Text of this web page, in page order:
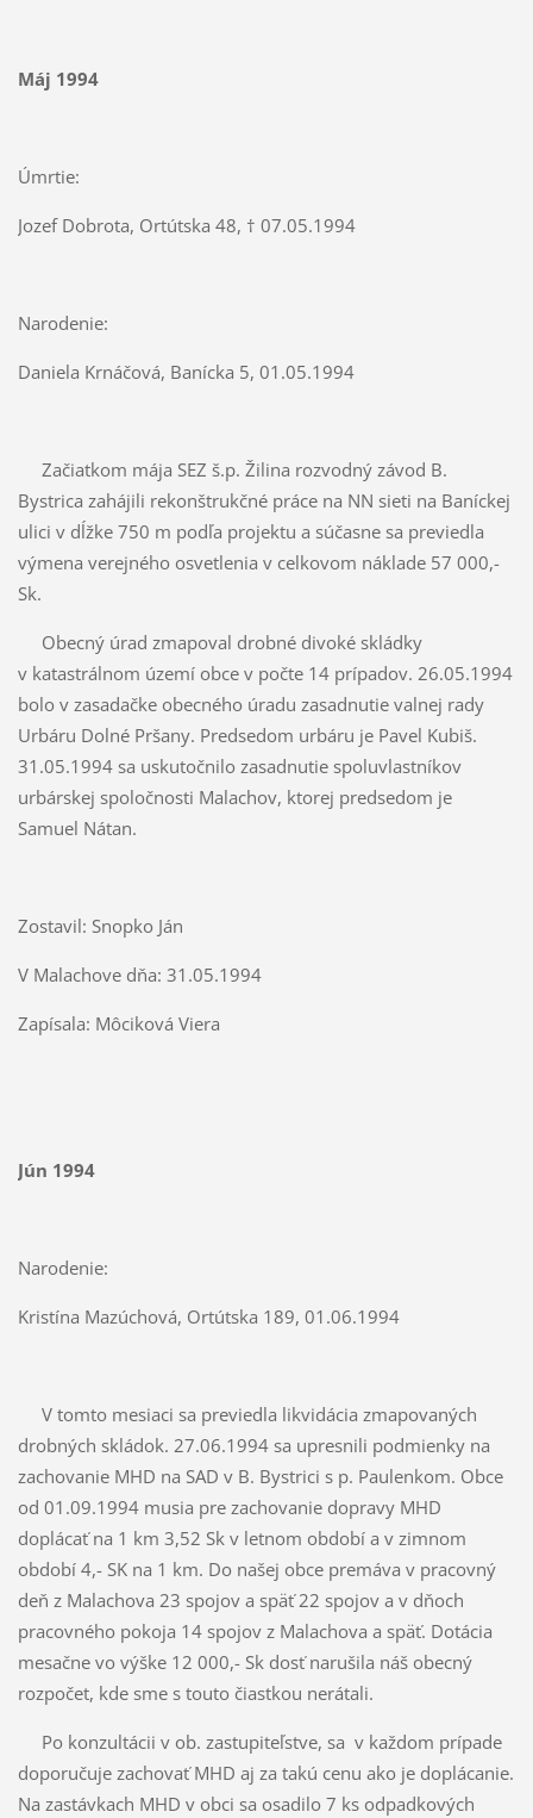
Máj 1994
Úmrtie:
Jozef Dobrota, Ortútska 48, † 07.05.1994
Narodenie:
Daniela Krnáčová, Banícka 5, 01.05.1994
Začiatkom mája SEZ š.p. Žilina rozvodný závod B.
Bystrica zahájili rekonštrukčné práce na NN sieti na Baníckej
ulici v dĺžke 750 m podľa projektu a súčasne sa previedla
výmena verejného osvetlenia v celkovom náklade 57 000,-
Sk.
Obecný úrad zmapoval drobné divoké skládky
v katastrálnom území obce v počte 14 prípadov. 26.05.1994
bolo v zasadačke obecného úradu zasadnutie valnej rady
Urbáru Dolné Pršany. Predsedom urbáru je Pavel Kubiš.
31.05.1994 sa uskutočnilo zasadnutie spoluvlastníkov
urbárskej spoločnosti Malachov, ktorej predsedom je
Samuel Nátan.
Zostavil: Snopko Ján
V Malachove dňa: 31.05.1994
Zapísala: Môciková Viera
Jún 1994
Narodenie:
Kristína Mazúchová, Ortútska 189, 01.06.1994
V tomto mesiaci sa previedla likvidácia zmapovaných
drobných skládok. 27.06.1994 sa upresnili podmienky na
zachovanie MHD na SAD v B. Bystrici s p. Paulenkom. Obce
od 01.09.1994 musia pre zachovanie dopravy MHD
doplácať na 1 km 3,52 Sk v letnom období a v zimnom
období 4,- SK na 1 km. Do našej obce premáva v pracovný
deň z Malachova 23 spojov a späť 22 spojov a v dňoch
pracovného pokoja 14 spojov z Malachova a späť. Dotácia
mesačne vo výške 12 000,- Sk dosť narušila náš obecný
rozpočet, kde sme s touto čiastkou nerátali.
Po konzultácii v ob. zastupiteľstve, sa v každom prípade
doporučuje zachovať MHD aj za takú cenu ako je doplácanie.
Na zastávkach MHD v obci sa osadilo 7 ks odpadkových